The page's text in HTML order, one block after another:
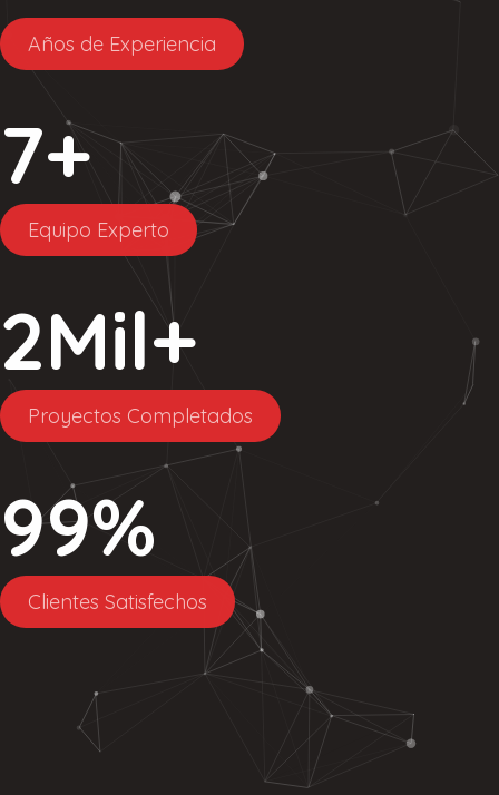
Años de Experiencia
7+
Equipo Experto
2Mil+
Proyectos Completados
99%
Clientes Satisfechos